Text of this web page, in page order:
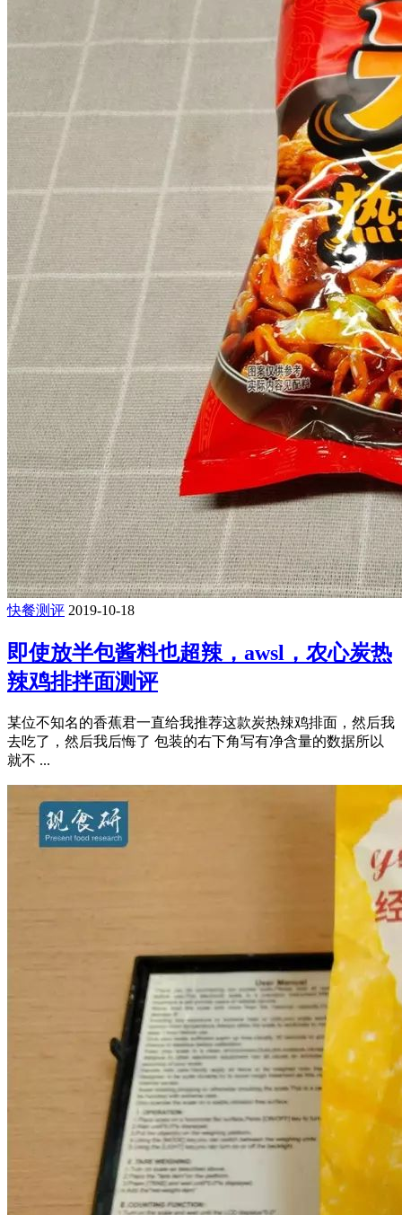
快餐测评 2019-10-18
即使放半包酱料也超辣，awsl，农心炭热
辣鸡排拌面测评
某位不知名的香蕉君一直给我推荐这款炭热辣鸡排面，然后我
去吃了，然后我后悔了 包装的右下角写有净含量的数据所以
就不 ...